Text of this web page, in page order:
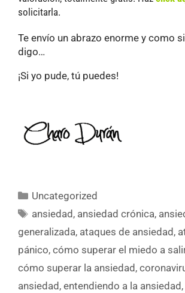
solicitarla.
Te envío un abrazo enorme y como
digo…
¡Si yo pude, tú puedes!
Uncategorized
ansiedad , ansiedad crónica,
generalizada, ataques de ansiedad ,
pánico, cómo superar el miedo a
cómo superar la ansiedad ,
ansiedad , entendiendo a la ansiedad ,